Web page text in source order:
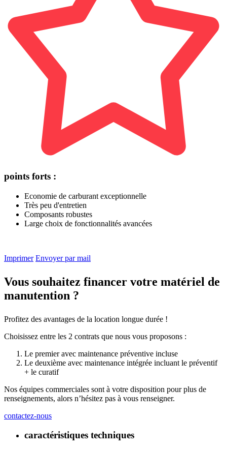
points forts :
Economie de carburant exceptionnelle
Très peu d'entretien
Composants robustes
Large choix de fonctionnalités avancées
Imprimer Envoyer par mail
Vous souhaitez financer votre matériel de
manutention ?
Profitez des avantages de la location longue durée !
Choisissez entre les 2 contrats que nous vous proposons :
Le premier avec maintenance préventive incluse
Le deuxième avec maintenance intégrée incluant le préventif
+ le curatif
Nos équipes commerciales sont à votre disposition pour plus de
renseignements, alors n’hésitez pas à vous renseigner.
contactez-nous
caractéristiques techniques